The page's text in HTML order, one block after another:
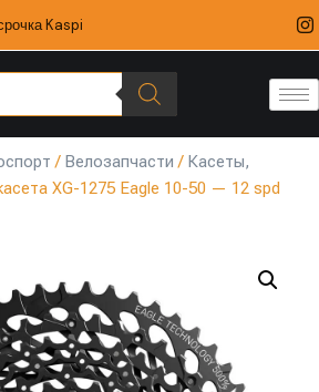
Kaspi
/ Велозапчасти / Касеты,
XG-1275 Eagle 10-50 — 12 spd